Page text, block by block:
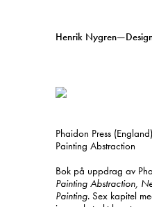
Henrik
Projekt
Svenska English
Phaidon Press (England)
Painting Abstraction
Bok på uppdrag av
Painting Abstraction,
Painting. Sex kapitel